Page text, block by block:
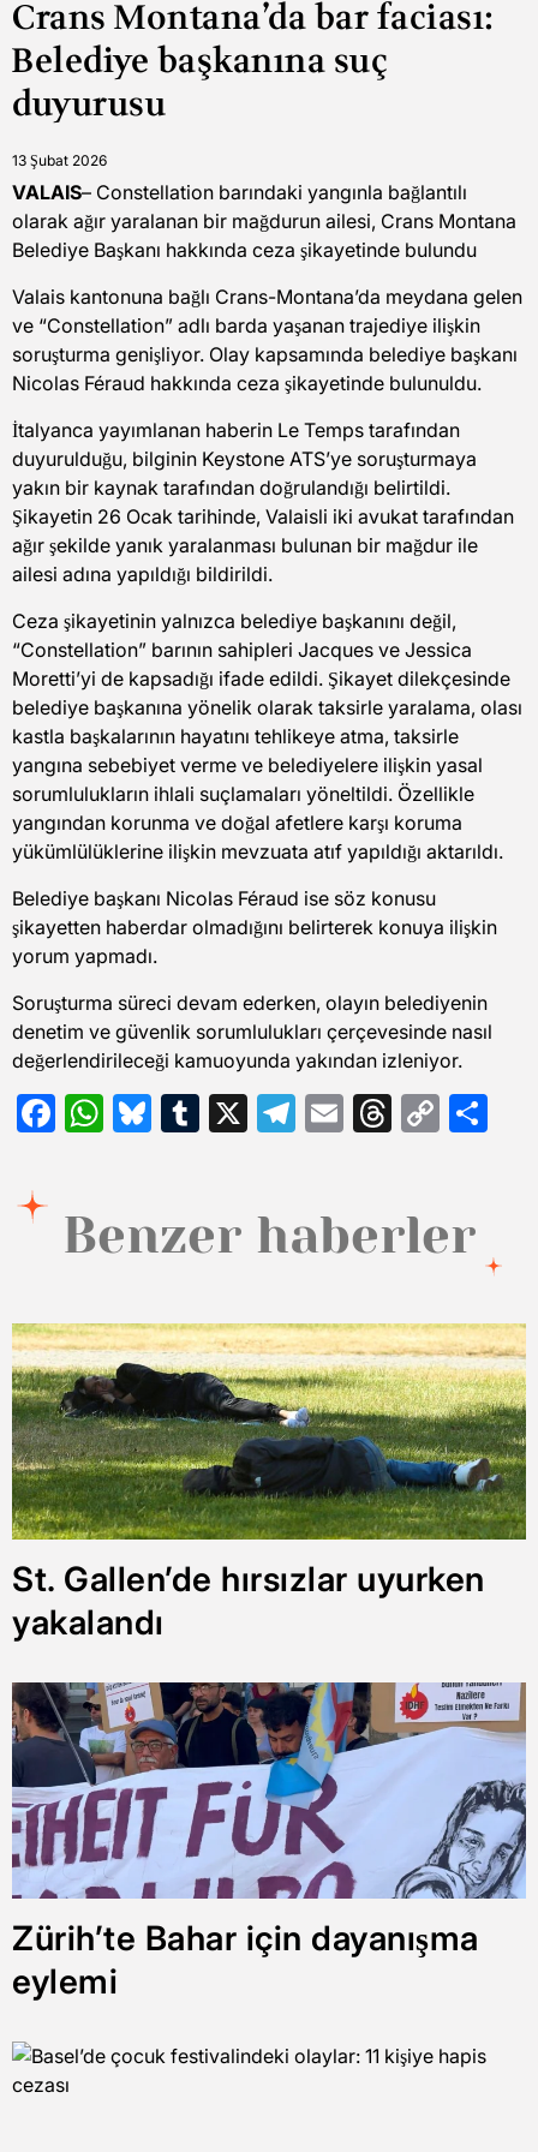
read
time
Crans Montana’da bar faciası:
Belediye başkanına suç
duyurusu
13 Şubat 2026
VALAIS– Constellation barındaki yangınla bağlantılı
olarak ağır yaralanan bir mağdurun ailesi, Crans Montana
Belediye Başkanı hakkında ceza şikayetinde bulundu
Valais kantonuna bağlı Crans-Montana’da meydana gelen
ve “Constellation” adlı barda yaşanan trajediye ilişkin
soruşturma genişliyor. Olay kapsamında belediye başkanı
Nicolas Féraud hakkında ceza şikayetinde bulunuldu.
İtalyanca yayımlanan haberin Le Temps tarafından
duyurulduğu, bilginin Keystone ATS’ye soruşturmaya
yakın bir kaynak tarafından doğrulandığı belirtildi.
Şikayetin 26 Ocak tarihinde, Valaisli iki avukat tarafından
ağır şekilde yanık yaralanması bulunan bir mağdur ile
ailesi adına yapıldığı bildirildi.
Ceza şikayetinin yalnızca belediye başkanını değil,
“Constellation” barının sahipleri Jacques ve Jessica
Moretti’yi de kapsadığı ifade edildi. Şikayet dilekçesinde
belediye başkanına yönelik olarak taksirle yaralama, olası
kastla başkalarının hayatını tehlikeye atma, taksirle
yangına sebebiyet verme ve belediyelere ilişkin yasal
sorumlulukların ihlali suçlamaları yöneltildi. Özellikle
yangından korunma ve doğal afetlere karşı koruma
yükümlülüklerine ilişkin mevzuata atıf yapıldığı aktarıldı.
Belediye başkanı Nicolas Féraud ise söz konusu
şikayetten haberdar olmadığını belirterek konuya ilişkin
yorum yapmadı.
Soruşturma süreci devam ederken, olayın belediyenin
denetim ve güvenlik sorumlulukları çerçevesinde nasıl
değerlendirileceği kamuoyunda yakından izleniyor.
Facebook
WhatsApp
Bluesky
Tumblr
X Telegram
EmailThreads
Copy
Benzer haberler
St. Gallen’de hırsızlar uyurken
yakalandı
Zürih’te Bahar için dayanışma
eylemi